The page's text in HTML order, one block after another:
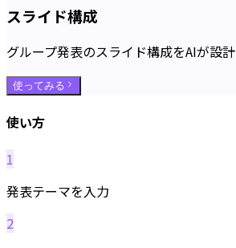
スライド構成
グループ発表のスライド構成をAIが設計
使ってみる
使い方
1
発表テーマを入力
2